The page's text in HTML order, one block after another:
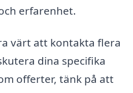
erfarenhet.
värt att kontakta flera
dina specifika
offerter, tänk på att